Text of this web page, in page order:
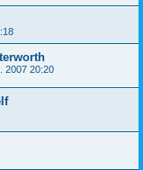
2007 20:20